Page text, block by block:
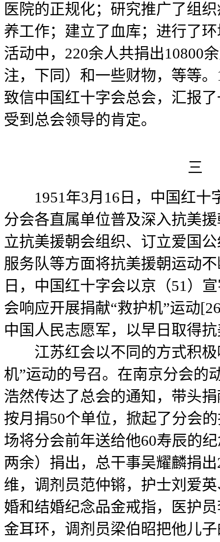
医院的正规化；研究推广了组
养工作；建立了血库；进行了
活动中，220余人共捐出
注，下同）和一些财物，等等
致信中国红十字会总会，汇报
受到总会领导的肯定。
三
1951年3月16日，中国红十
分会各直属单位普及深入抗美
立抗美援朝会组织、订立爱国
服务队等方面将抗美援朝运动
日，中国红十字会以京（51）
会响应开展捐献“救护机”运动
中国人民志愿军，以早日取得
江苏红会以不同的方式积极
机”运动的号召。在南京分会的
浩然传达了总会的通知，带头
按月捐50个单位，掀起了分会
场将分会前年送给他60寿辰的
两余）捐出，总干事吴耀麟捐
维，调剂员范仲锵，护士刘爱
婚和结婚纪念品金戒指，医护
金耳环，调剂员梁伯昭把他儿